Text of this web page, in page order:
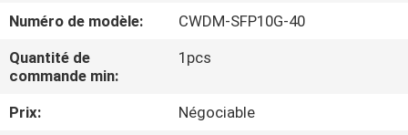
VISITE
DE
Numéro de modèle:
CWDM-SFP10G-40
Quantité de
commande min:
1pcs
Prix:
Négociable